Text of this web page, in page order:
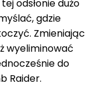
odsłonie dużo
gdzie
Zmieniając
wyeliminować
do
Raider.